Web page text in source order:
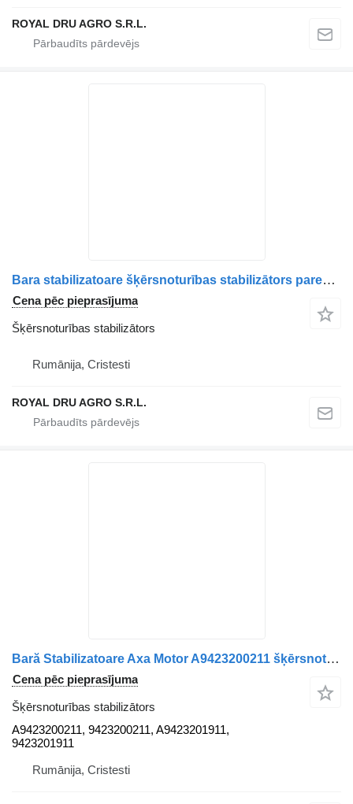
ROYAL DRU AGRO S.R.L.
Bara stabilizatoare šķērsnoturības stabilizātors paredzēts AXA motor MAN 8143715, 6116, 81437156116, 81437150163, 8143715-0163, 81437156079, 8143715-6079 kravas automašīnas
Cena pēc pieprasījuma
Šķērsnoturības stabilizātors
Rumānija, Cristesti
ROYAL DRU AGRO S.R.L.
Bară Stabilizatoare Axa Motor A9423200211 šķērsnoturības stabilizātors paredzēts Mercedes-Benz A9423200211 / 9423200211 / A9423201911 / 9423201911 kravas automašīnas
Cena pēc pieprasījuma
Šķērsnoturības stabilizātors
A9423200211, 9423200211, A9423201911,
9423201911
Rumānija, Cristesti